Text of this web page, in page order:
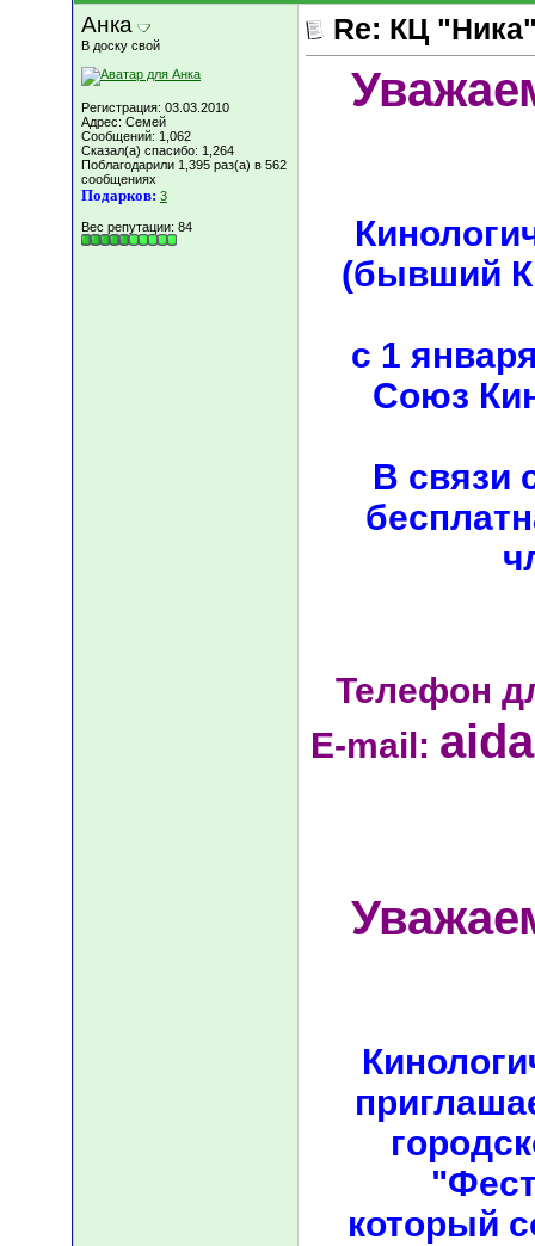
Анка
В доску свой
Регистрация: 03.03.2010
Адрес: Семей
Сообщений: 1,062
Сказал(а) спасибо: 1,264
Поблагодарили 1,395 раз(а) в 562
сообщениях
Подарков: 3
Вес репутации: 84
Re: КЦ
(бывший
с 1
Союз
В связи
Телефон
E-mail:
который